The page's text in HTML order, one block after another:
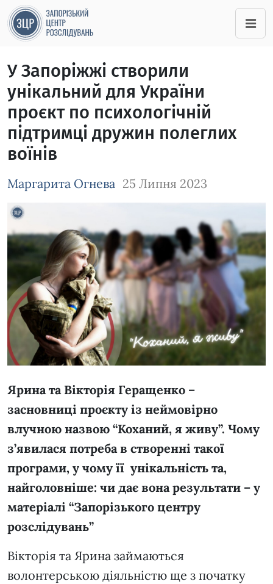
У Запоріжжі створили
унікальний для України
проєкт по психологічній
підтримці дружин полеглих
воїнів
Маргарита Огнева 25 Липня 2023
Зображення завантажується
Ярина та Вікторія Геращенко –
засновниці проєкту із неймовірно
влучною назвою “Коханий, я живу”. Чому
з’явилася потреба в створенні такої
програми, у чому її унікальність та,
найголовніше: чи дає вона результати – у
матеріалі “Запорізького центру
розслідувань”
Вікторія та Ярина займаються
волонтерською діяльністю ще з початку